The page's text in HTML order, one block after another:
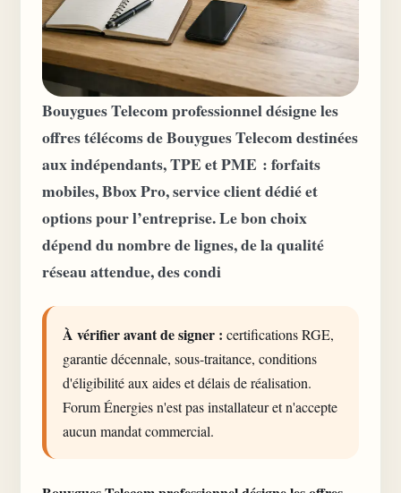
Bouygues Telecom professionnel désigne les
offres télécoms de Bouygues Telecom destinées
aux indépendants, TPE et PME : forfaits
mobiles, Bbox Pro, service client dédié et
options pour l’entreprise. Le bon choix
dépend du nombre de lignes, de la qualité
réseau attendue, des condi
À vérifier avant de signer : certifications RGE,
garantie décennale, sous-traitance, conditions
d'éligibilité aux aides et délais de réalisation.
Forum Énergies n'est pas installateur et n'accepte
aucun mandat commercial.